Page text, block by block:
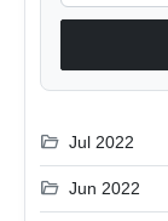
folder_open Jul 2022
folder_open Jun 2022